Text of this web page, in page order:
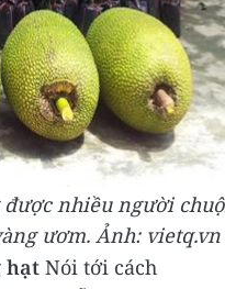
nhiều người
ươm. Ảnh: vietq.vn
hạt Nói tới cách